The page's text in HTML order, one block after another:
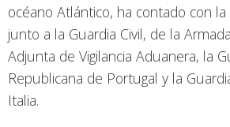
océano Atlántico, ha contado con la
junto a la Guardia Civil, de la
Adjunta de Vigilancia Aduanera, la
Republicana de Portugal y la
Italia.